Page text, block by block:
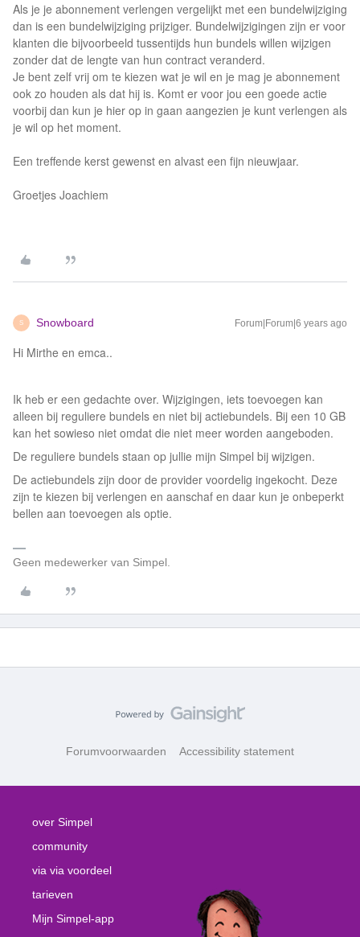
Als je je abonnement verlengen vergelijkt met een bundelwijziging
dan is een bundelwijziging prijziger. Bundelwijzigingen zijn er voor
klanten die bijvoorbeeld tussentijds hun bundels willen wijzigen
zonder dat de lengte van hun contract veranderd.
Je bent zelf vrij om te kiezen wat je wil en je mag je abonnement
ook zo houden als dat hij is. Komt er voor jou een goede actie
voorbij dan kun je hier op in gaan aangezien je kunt verlengen als
je wil op het moment.
Een treffende kerst gewenst en alvast een fijn nieuwjaar.
Groetjes Joachiem
S Snowboard Forum|Forum|6 years ago
Hi Mirthe en emca..
Ik heb er een gedachte over. Wijzigingen, iets toevoegen kan
alleen bij reguliere bundels en niet bij actiebundels. Bij een 10 GB
kan het sowieso niet omdat die niet meer worden aangeboden.
De reguliere bundels staan op jullie mijn Simpel bij wijzigen.
De actiebundels zijn door de provider voordelig ingekocht. Deze
zijn te kiezen bij verlengen en aanschaf en daar kun je onbeperkt
bellen aan toevoegen als optie.
Geen medewerker van Simpel.
Forumvoorwaarden Accessibility statement
over Simpel
community
via via voordeel
tarieven
Mijn Simpel-app